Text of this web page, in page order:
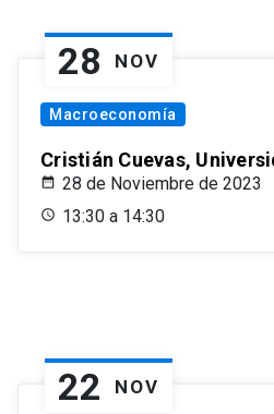
28 NOV
Macroeconomía
Cristián Cuevas,
28 de Noviembre de 2023
13:30 a 14:30
22 NOV